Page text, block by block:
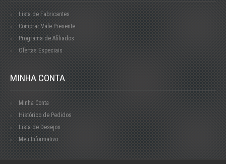
Lista de Fabricantes
Comprar Vale Presente
Programa de Afiliados
Ofertas Especiais
MINHA CONTA
Minha Conta
Histórico de Pedidos
Lista de Desejos
Meu Informativo